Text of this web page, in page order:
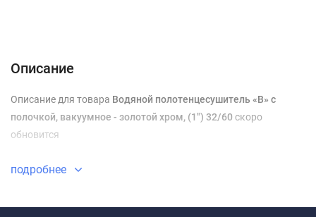
Описание
Описание для товара Водяной полотенцесушитель «B» с
полочкой, вакуумное - золотой хром, (1") 32/60 скоро
обновится
подробнее